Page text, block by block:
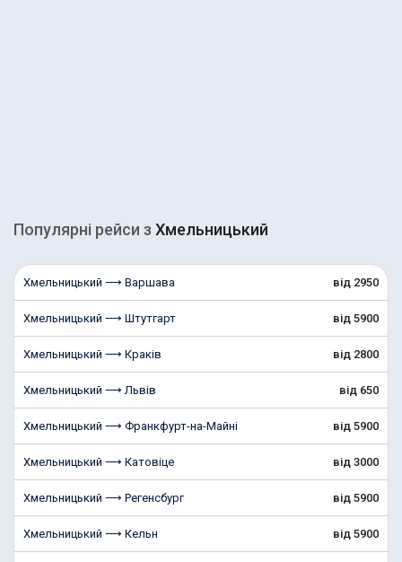
Популярні рейcи з Хмельницький
Хмельницький ⟶ Варшава від 2950
Хмельницький ⟶ Штутгарт від 5900
Хмельницький ⟶ Краків від 2800
Хмельницький ⟶ Львів від 650
Хмельницький ⟶ Франкфурт-на-Майні від 5900
Хмельницький ⟶ Катовіце від 3000
Хмельницький ⟶ Регенсбург від 5900
Хмельницький ⟶ Кельн від 5900